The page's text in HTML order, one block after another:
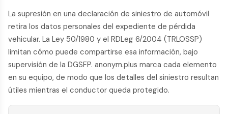
La supresión en una declaración de siniestro de automóvil
retira los datos personales del expediente de pérdida
vehicular. La Ley 50/1980 y el RDLeg 6/2004 (TRLOSSP)
limitan cómo puede compartirse esa información, bajo
supervisión de la DGSFP. anonym.plus marca cada elemento
en su equipo, de modo que los detalles del siniestro resultan
útiles mientras el conductor queda protegido.